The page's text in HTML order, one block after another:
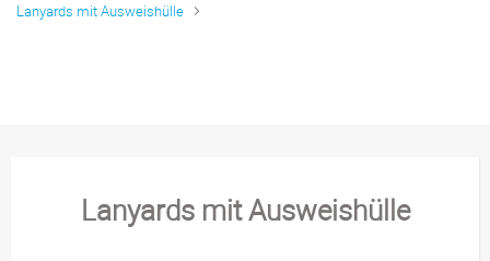
Lanyards mit Ausweishülle
Lanyards mit Ausweishülle